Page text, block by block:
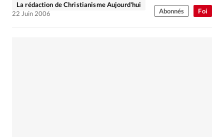
Foi
La rédaction de Christianisme Aujourd'hui
22 Juin 2006
Abonnés